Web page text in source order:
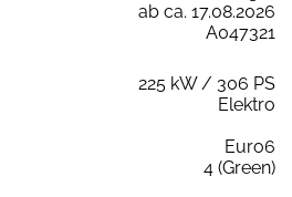
ab ca. 17.08.2026
A047321
225 kW / 306 PS
Elektro
Euro6
4 (Green)